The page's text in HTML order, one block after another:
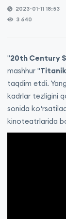
2023-01-11 18:53
3 640
"20th Century
mashhur "Titanik
taqdim etdi.
kadrlar tezligini
sonida
kinoteatrlarida